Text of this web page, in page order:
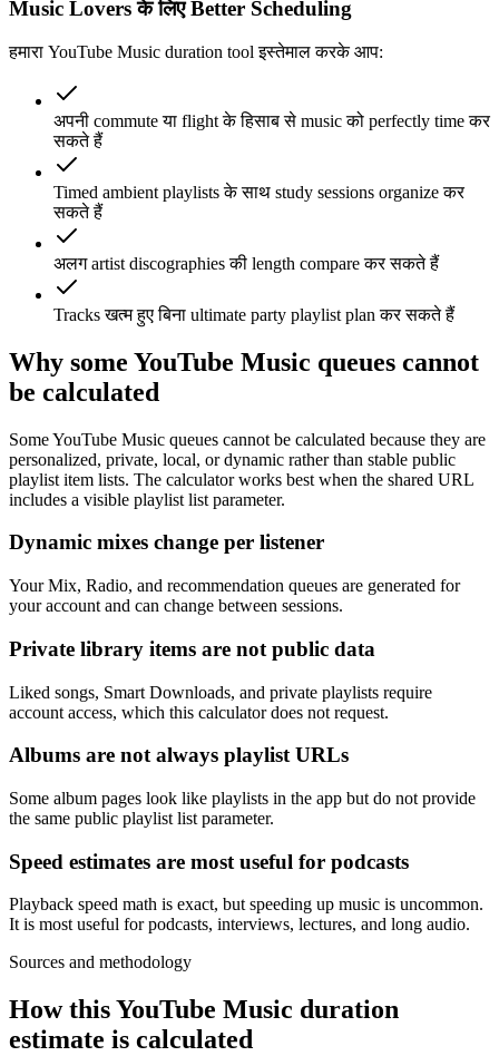
Music Lovers के लिए Better Scheduling
हमारा YouTube Music duration tool इस्तेमाल करके आप:
अपनी commute या flight के हिसाब से music को perfectly time कर
सकते हैं
Timed ambient playlists के साथ study sessions organize कर
सकते हैं
अलग artist discographies की length compare कर सकते हैं
Tracks खत्म हुए बिना ultimate party playlist plan कर सकते हैं
Why some YouTube Music queues cannot
be calculated
Some YouTube Music queues cannot be calculated because they are
personalized, private, local, or dynamic rather than stable public
playlist item lists. The calculator works best when the shared URL
includes a visible playlist list parameter.
Dynamic mixes change per listener
Your Mix, Radio, and recommendation queues are generated for
your account and can change between sessions.
Private library items are not public data
Liked songs, Smart Downloads, and private playlists require
account access, which this calculator does not request.
Albums are not always playlist URLs
Some album pages look like playlists in the app but do not provide
the same public playlist list parameter.
Speed estimates are most useful for podcasts
Playback speed math is exact, but speeding up music is uncommon.
It is most useful for podcasts, interviews, lectures, and long audio.
Sources and methodology
How this YouTube Music duration
estimate is calculated